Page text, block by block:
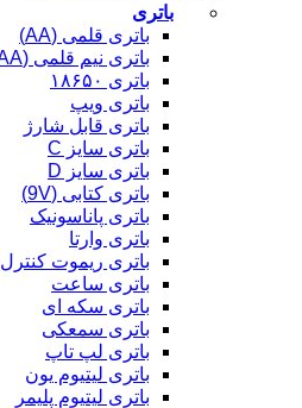
باتری
باتری قلمی (AA)
باتری نیم قلمی (AAA)
باتری ۱۸۶۵۰
باتری ویپ
باتری قابل شارژ
باتری سایز C
باتری سایز D
باتری کتابی (9V)
باتری پاناسونیک
باتری وارتا
باتری ریموت کنترل
باتری ساعت
باتری سکه ای
باتری سمعکی
باتری لپ تاپ
باتری لیتیوم یون
باتری لیتیوم پلیمر